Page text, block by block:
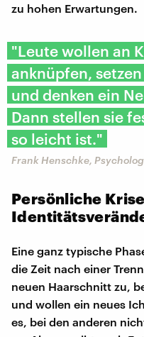
zu hohen Erwartungen.
"Leute wollen an
anknüpfen,
und denken ein
Dann stellen sie
so leicht ist."
Frank Henschke,
Persönliche
Eine ganz typische
die Zeit nach einer
neuen Haarschnitt zu,
und wollen ein neues
es, bei den anderen